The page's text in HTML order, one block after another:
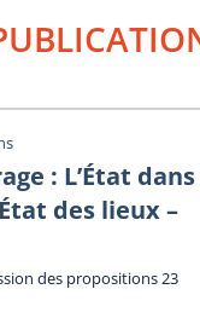
: L’État dans
des lieux –
des propositions 23